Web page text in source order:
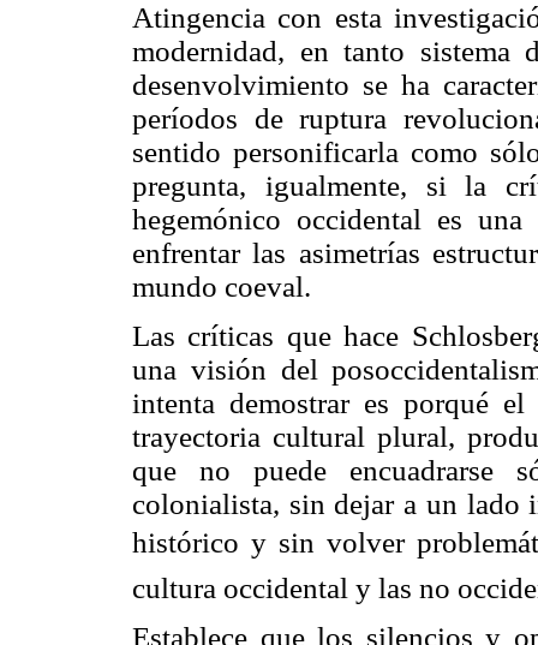
Atingencia con esta
modernidad, en tanto sistema
desenvolvimiento se ha
períodos de ruptura
sentido personificarla como
pregunta, igualmente, si la
hegemónico occidental es
enfrentar las asimetrías
mundo coeval.
Las críticas que hace
una visión del
intenta demostrar es porqué
trayectoria cultural plural,
que no puede encuadrarse
colonialista, sin dejar a un lado
histórico y sin volver
cultura occidental y las no
Establece que los silencios y